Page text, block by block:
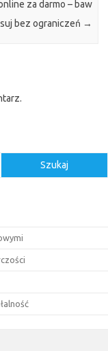
za darmo – baw
bez ograniczeń →
Szukaj